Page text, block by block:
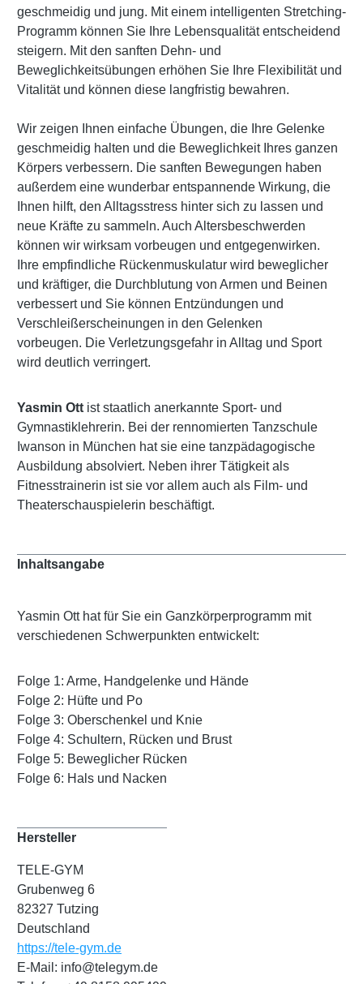
geschmeidig und jung. Mit einem intelligenten Stretching-
Programm können Sie Ihre Lebensqualität entscheidend
steigern. Mit den sanften Dehn- und
Beweglichkeitsübungen erhöhen Sie Ihre Flexibilität und
Vitalität und können diese langfristig bewahren.
Wir zeigen Ihnen einfache Übungen, die Ihre Gelenke
geschmeidig halten und die Beweglichkeit Ihres ganzen
Körpers verbessern. Die sanften Bewegungen haben
außerdem eine wunderbar entspannende Wirkung, die
Ihnen hilft, den Alltagsstress hinter sich zu lassen und
neue Kräfte zu sammeln. Auch Altersbeschwerden
können wir wirksam vorbeugen und entgegenwirken.
Ihre empfindliche Rückenmuskulatur wird beweglicher
und kräftiger, die Durchblutung von Armen und Beinen
verbessert und Sie können Entzündungen und
Verschleißerscheinungen in den Gelenken
vorbeugen. Die Verletzungsgefahr in Alltag und Sport
wird deutlich verringert.
Yasmin Ott ist staatlich anerkannte Sport- und
Gymnastiklehrerin. Bei der rennomierten Tanzschule
Iwanson in München hat sie eine tanzpädagogische
Ausbildung absolviert. Neben ihrer Tätigkeit als
Fitnesstrainerin ist sie vor allem auch als Film- und
Theaterschauspielerin beschäftigt.
Inhaltsangabe
Yasmin Ott hat für Sie ein Ganzkörperprogramm mit
verschiedenen Schwerpunkten entwickelt:
Folge 1: Arme, Handgelenke und Hände
Folge 2: Hüfte und Po
Folge 3: Oberschenkel und Knie
Folge 4: Schultern, Rücken und Brust
Folge 5: Beweglicher Rücken
Folge 6: Hals und Nacken
Hersteller
TELE-GYM
Grubenweg 6
82327 Tutzing
Deutschland
https://tele-gym.de
E-Mail: info@telegym.de